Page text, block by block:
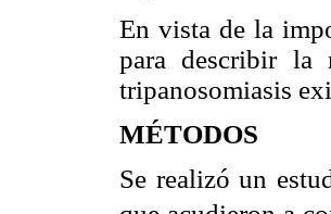
En vista de la
para describir la
tripanosomiasis
MÉTODOS
Se realizó un